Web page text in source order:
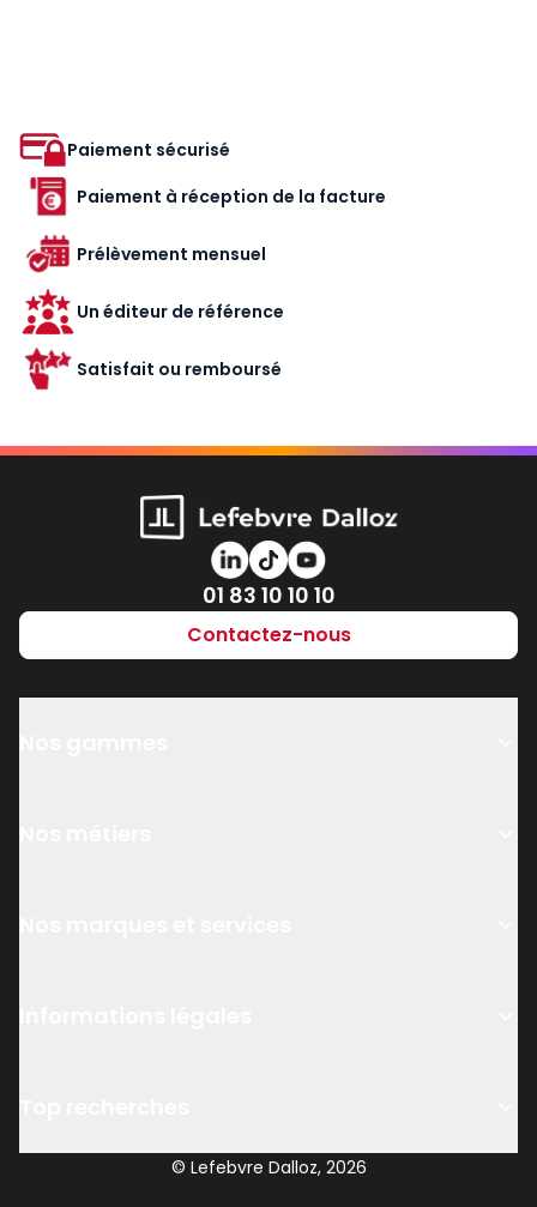
Paiement sécurisé
Paiement à réception de la facture
Prélèvement mensuel
Un éditeur de référence
Satisfait ou remboursé
Numéro de téléphone
01 83 10 10 10
Contactez-nous
© Lefebvre Dalloz, 2026